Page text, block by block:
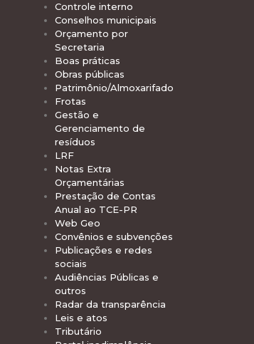
Controle interno
Conselhos municipais
Orçamento por
Secretaria
Boas práticas
Obras públicas
Patrimônio/Almoxarifado
Frotas
Gestão e
Gerenciamento de
resíduos
LRF
Notas Extra
Orçamentárias
Prestação de Contas
Anual ao TCE-PR
Web Geo
Convênios e subvenções
Publicações e redes
sociais
Audiências Públicas e
outros
Radar da transparência
Leis e atos
Tributário